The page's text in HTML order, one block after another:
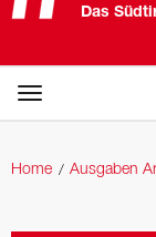
Das
Home Ausgaben